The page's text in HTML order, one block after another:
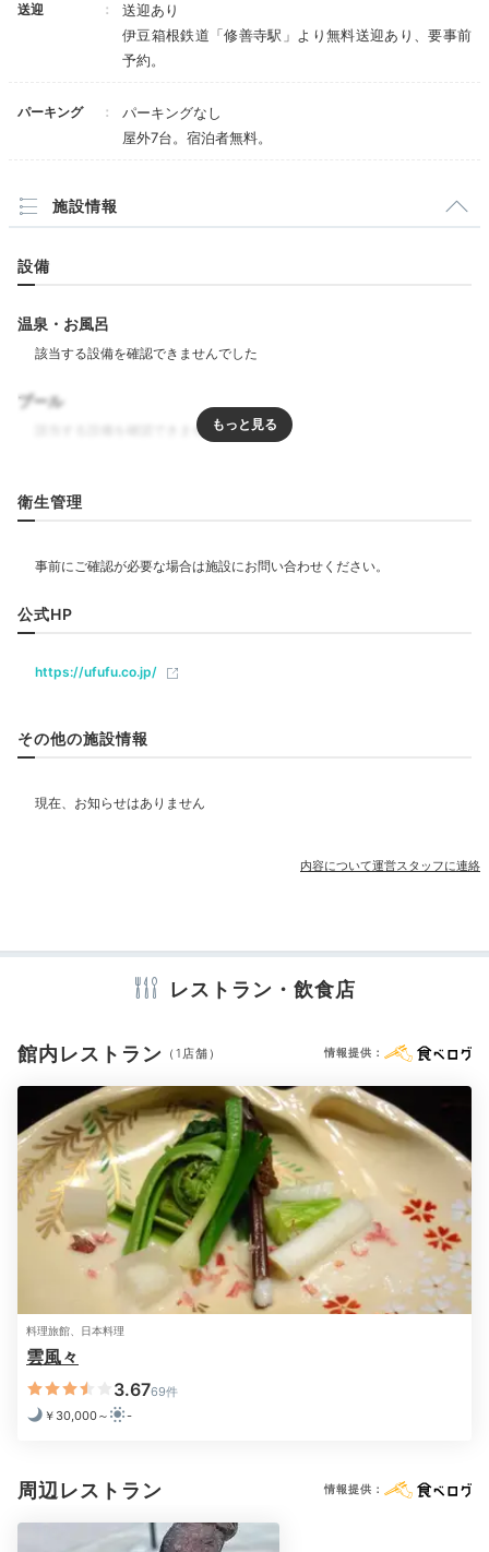
の隠れ家といった上品な雰囲気で、記念日やお祝い事に
もぴったりです。また事前予約で、お祝いのお花やケー
キなどをお願いすることもできますよ。
事前に友達の昇進祝いのお花をお願いしました。友達の好きな色な
くださいました。
Room
15:30
癒しのひと時を
リバービューの「流清」、竹林を望む「笹音」など客室
a87da_
清」と「笹音」のお部屋を選びました。露天風呂から聞
+2
Dinner
18:00
料理長の人柄がにじむ
丁寧な「伊豆会席」
送迎
送迎あり
伊豆箱根鉄道「修善寺駅」より無料送迎あり、要事前
予約。
パーキング
パーキングなし
屋外7台。宿泊者無料。
施設情報
設備
温泉・お風呂
プール
エステ・マッサージ
飲食
部屋情報
※設備・アメニティは、確認が取れている情報を表示しています。
衛生管理
公式HP
https://ufufu.co.jp/
その他の施設情報
内容について運営スタッフに連絡
レストラン・飲食店
館内レストラン （1店舗） 情報提供：
料理旅館、日本料理
雲風々
3.6769件
￥30,000～
-
周辺レストラン 情報提供：